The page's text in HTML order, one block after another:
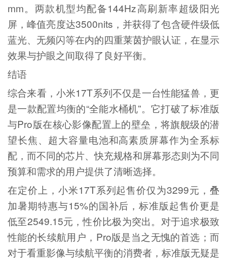
mm。两款机型均配备144Hz高刷新率超级阳光
屏，峰值亮度达3500nits，并获得了包含硬件级低
蓝光、无频闪等在内的四重莱茵护眼认证，在显示
效果与护眼之间取得了良好平衡。
结语
综合来看，小米17T系列不仅是一台性能猛兽，更
是一款配置均衡的“全能水桶机”。它打破了标准版
与Pro版在核心影像配置上的壁垒，将旗舰级的潜
望长焦、超大容量电池和高素质屏幕作为全系标
配，而不同的芯片、快充规格和屏幕形态则为不同
预算和需求的用户提供了清晰选择。
在定价上，小米17T系列起售价仅为3299元，叠
加暑期特惠与15%的国补后，标准版起售价更是
低至2549.15元，性价比极为突出。对于追求极致
性能的长续航用户，Pro版是当之无愧的首选；而
对于看重影像与续航平衡的消费者，标准版无疑是